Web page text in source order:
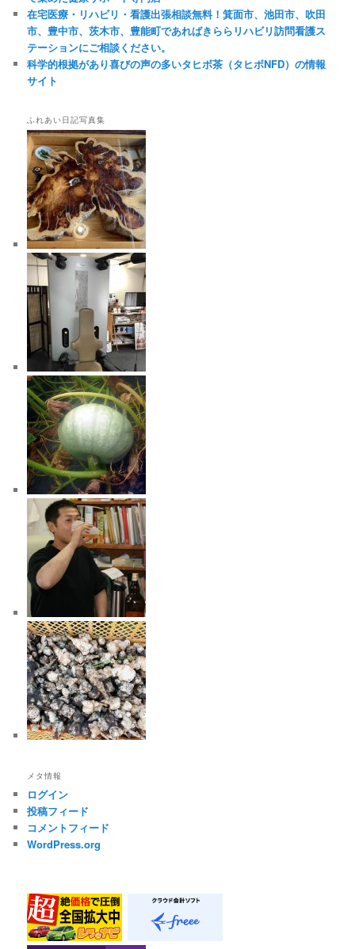
在宅医療・リハビリ・看護出張相談無料！箕面市、池田市、吹田
市、豊中市、茨木市、豊能町であればきららリハビリ訪問看護ス
テーションにご相談ください。
科学的根拠があり喜びの声の多いタヒボ茶（タヒボNFD）の情報
サイト
ふれあい日記写真集
メタ情報
ログイン
投稿フィード
コメントフィード
WordPress.org